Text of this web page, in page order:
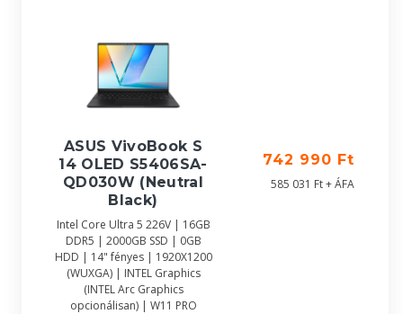
ASUS VivoBook S
14 OLED S5406SA-
QD030W (Neutral
Black)
Intel Core Ultra 5 226V | 16GB
DDR5 | 2000GB SSD | 0GB
HDD | 14" fényes | 1920X1200
(WUXGA) | INTEL Graphics
(INTEL Arc Graphics
opcionálisan) | W11 PRO
742 990 Ft
585 031 Ft + ÁFA